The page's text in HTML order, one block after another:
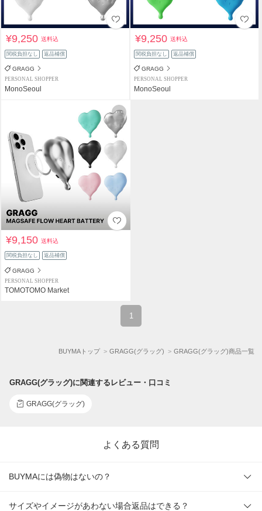
¥9,250送料込
関税負担なし 返品補償
GRAGG
PERSONAL SHOPPER
MonoSeoul
¥9,250送料込
関税負担なし 返品補償
GRAGG
PERSONAL SHOPPER
MonoSeoul
¥9,150送料込
関税負担なし 返品補償
GRAGG
PERSONAL SHOPPER
TOMOTOMO Market
1
BUYMAトップ GRAGG(グラッグ) GRAGG(グラッグ)商品一覧
GRAGG(グラッグ)に関連するレビュー・口コミ
GRAGG(グラッグ)
よくある質問
BUYMAには偽物はないの？
サイズやイメージがあわない場合返品はできる？